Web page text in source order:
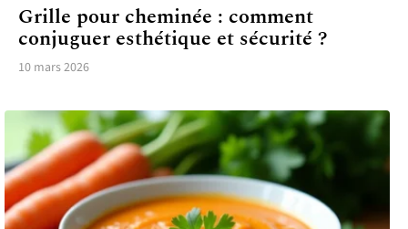
Grille pour cheminée : comment
conjuguer esthétique et sécurité ?
10 mars 2026